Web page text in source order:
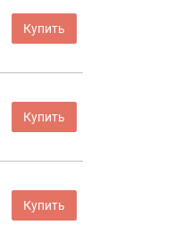
Купить
Купить
Купить